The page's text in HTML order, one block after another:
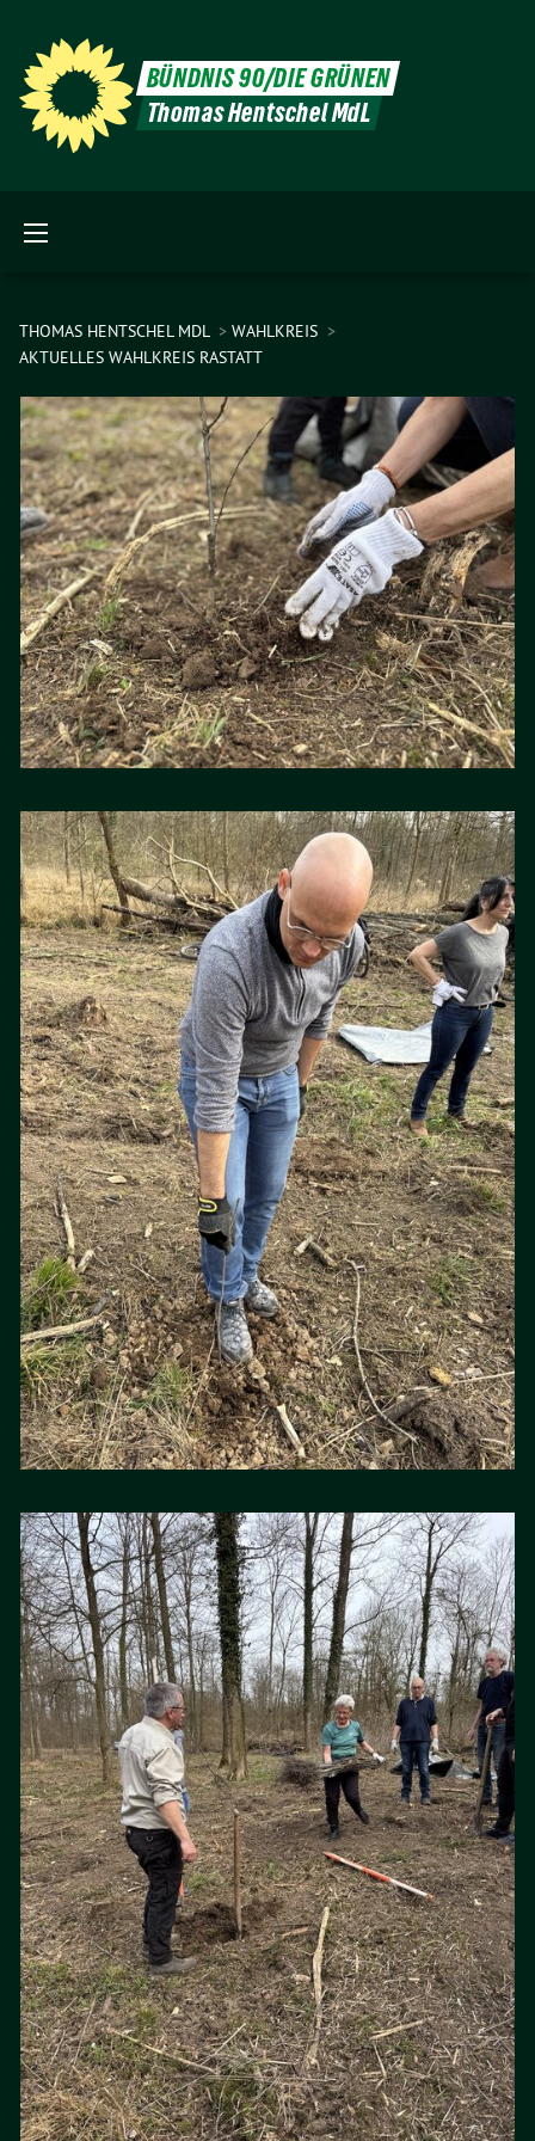
BÜNDNIS 90/DIE GRÜNEN
Thomas Hentschel MdL
THOMAS HENTSCHEL MDL
WAHLKREIS
AKTUELLES WAHLKREIS RASTATT